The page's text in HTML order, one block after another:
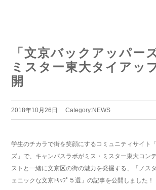
「文京バックアッパー
ミスター東大タイアッ
開
2018年10月26日 Category:NEWS
学生のチカラで街を笑顔にするコミュニティサイト
ズ」で、キャンパスラボがミス・ミスター東大コン
ストと一緒に文京区の街の魅力を発掘する、「ノス
ェニックな文京ﾄﾘｯﾌﾟ５選」の記事を公開しました！